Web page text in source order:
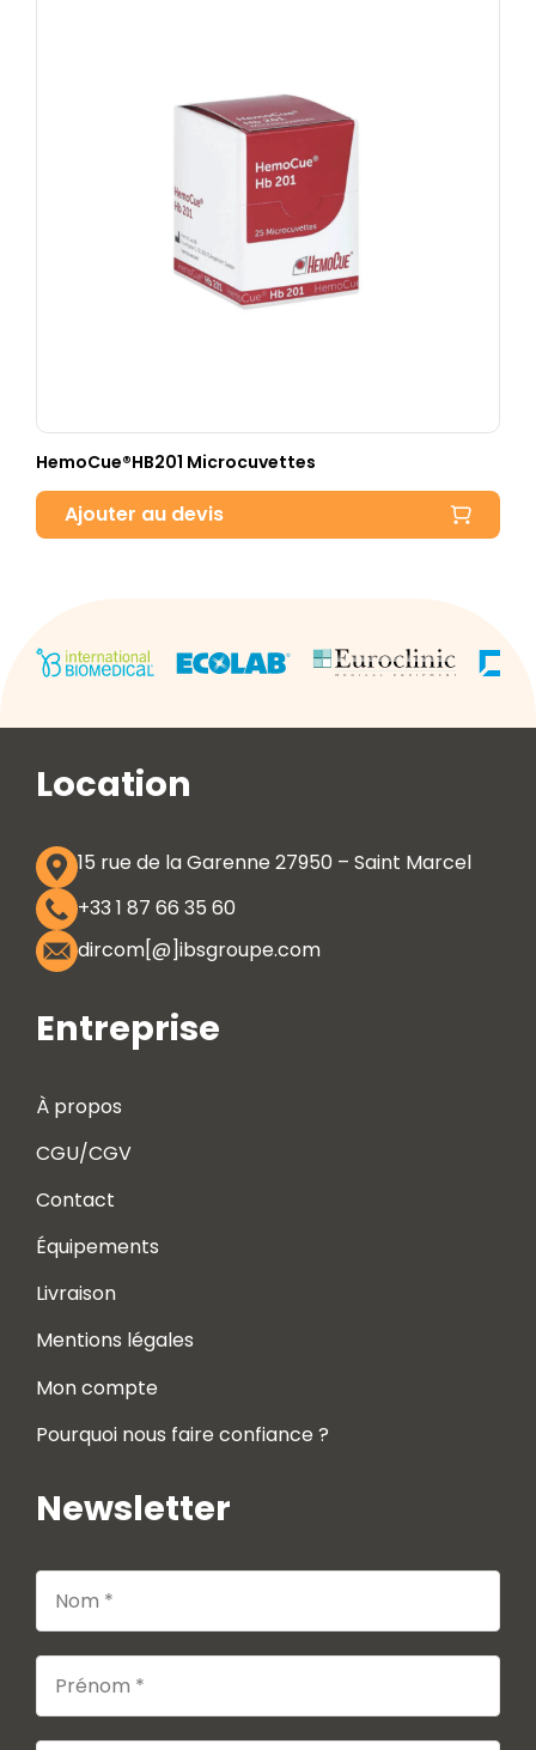
HemoCue®HB201 Microcuvettes
Ajouter au devis
Location
15 rue de la Garenne 27950 – Saint Marcel
+33 1 87 66 35 60
dircom[@]ibsgroupe.com
Entreprise
À propos
CGU/CGV
Contact
Équipements
Livraison
Mentions légales
Mon compte
Pourquoi nous faire confiance ?
Newsletter